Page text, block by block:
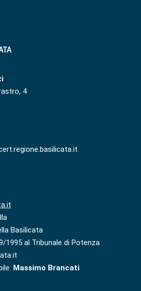
4
Basilicata
1995 al Tribunale di Potenza
Massimo Brancati